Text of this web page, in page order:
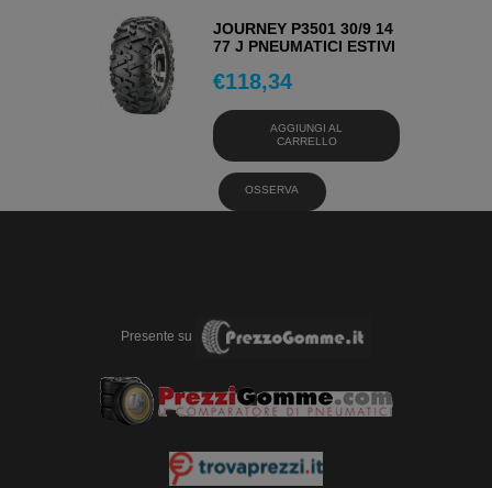
JOURNEY P3501 30/9 14
77 J PNEUMATICI ESTIVI
€118,34
AGGIUNGI AL
CARRELLO
OSSERVA
Presente su